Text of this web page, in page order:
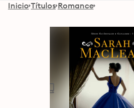
Inicio Títulos Romance